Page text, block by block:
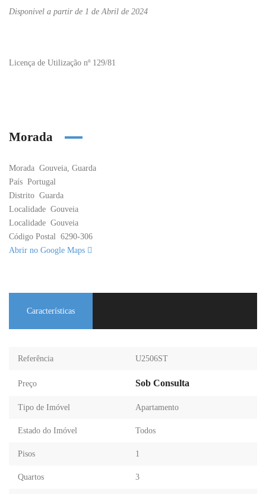
Disponivel a partir de 1 de Abril de 2024
Licença de Utilização nº 129/81
Morada
Morada Gouveia, Guarda
País Portugal
Distrito Guarda
Localidade Gouveia
Localidade Gouveia
Código Postal 6290-306
Abrir no Google Maps
Características
Referência U2506ST
Preço Sob Consulta
Tipo de Imóvel Apartamento
Estado do Imóvel Todos
Pisos 1
Quartos 3